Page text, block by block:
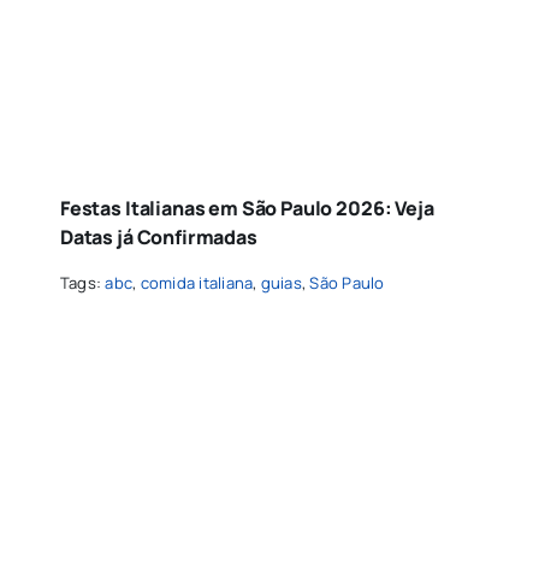
Festas Italianas em São Paulo 2026: Veja
Datas já Confirmadas
Tags:abc, comida italiana, guias,São Paulo